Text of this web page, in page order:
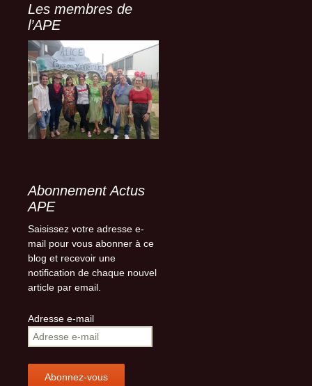
Les membres de
l’APE
Abonnement Actus
APE
Saisissez votre adresse e-
mail pour vous abonner à ce
blog et recevoir une
notification de chaque nouvel
article par email.
Adresse e-mail